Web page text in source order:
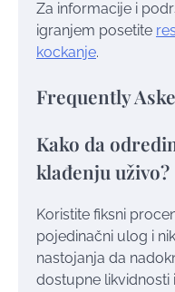
Za informacije i
igranjem posetite
kockanje.
Frequently
Kako da
klađenju uživo?
Koristite fiksni
pojedinačni ulog i
nastojanja da
dostupne likvidnosti